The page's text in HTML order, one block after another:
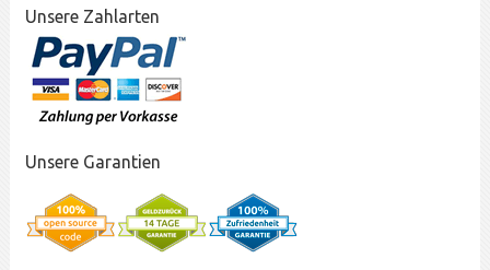
Unsere Zahlarten
Unsere Garantien